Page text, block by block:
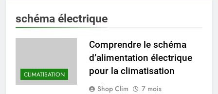
schéma électrique
CLIMATISATION
Comprendre le schéma
d’alimentation électrique
pour la climatisation
Shop Clim
7 mois